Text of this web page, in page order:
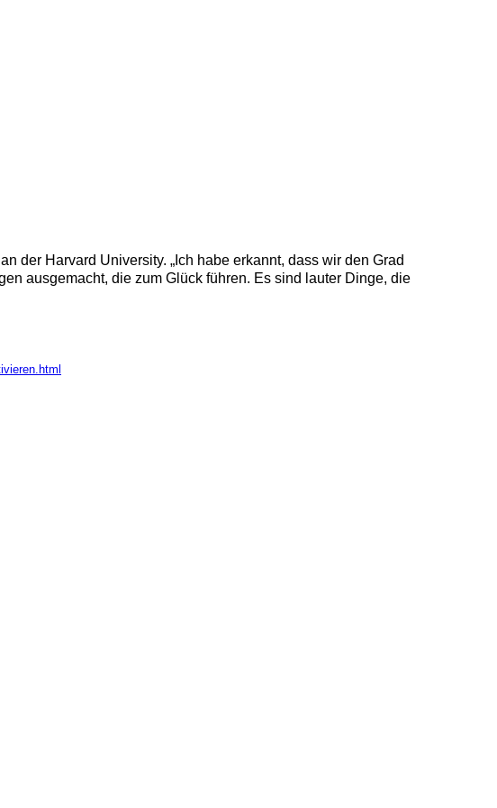
der Harvard University. „Ich habe erkannt, dass wir den Grad
ausgemacht, die zum Glück führen. Es sind lauter Dinge, die